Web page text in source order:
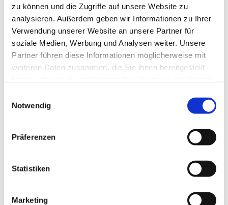
zu können und die Zugriffe auf unsere Website zu
analysieren. Außerdem geben wir Informationen zu Ihrer
Verwendung unserer Website an unsere Partner für
soziale Medien, Werbung und Analysen weiter. Unsere
Partner führen diese Informationen möglicherweise mit
weiteren Daten zusammen, die Sie ihnen bereitgestellt
Notwendig
Präferenzen
Statistiken
Marketing